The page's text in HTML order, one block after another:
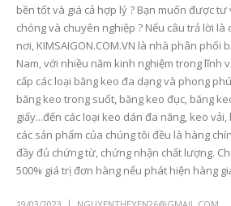
bền tốt và giá cả hợp lý ? Bạn muốn được
chóng và chuyên nghiệp ? Nếu câu trả lời là
nơi, KIMSAIGON.COM.VN là nhà phân phối
Nam, với nhiều năm kinh nghiệm trong lĩnh
cấp các loại băng keo đa dạng và phong
băng keo trong suốt, băng keo đục, băng
giấy...đến các loại keo dán đa năng, keo vải,
các sản phẩm của chúng tôi đều là hàng
đầy đủ chứng từ, chứng nhận chất lượng.
500% giá trị đơn hàng nếu phát hiện hàng